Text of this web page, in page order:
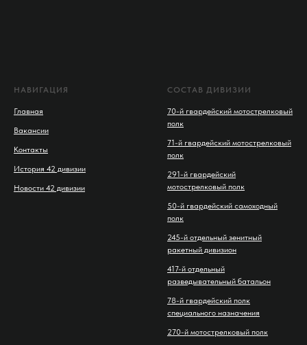
НАВИГАЦИЯ
Главная
Вакансии
Контакты
История 42 дивизии
Новости 42 дивизии
СОСТАВ ДИВИЗИИ
70-й гвардейский мотострелковый
полк
71-й гвардейский мотострелковый
полк
291-й гвардейский
мотострелковый полк
50-й гвардейский самоходный
полк
245-й отдельный зенитный
ракетный дивизион
417-й отдельный
разведывательный батальон
78-й гвардейский полк
специального назначения
270-й мотострелковый полк